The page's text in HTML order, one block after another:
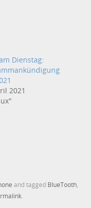
Dienstag:
2021
and tagged BlueTooth